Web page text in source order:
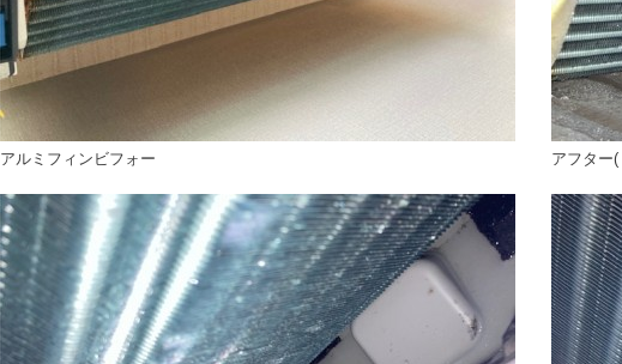
アルミフィンビフォー アフター